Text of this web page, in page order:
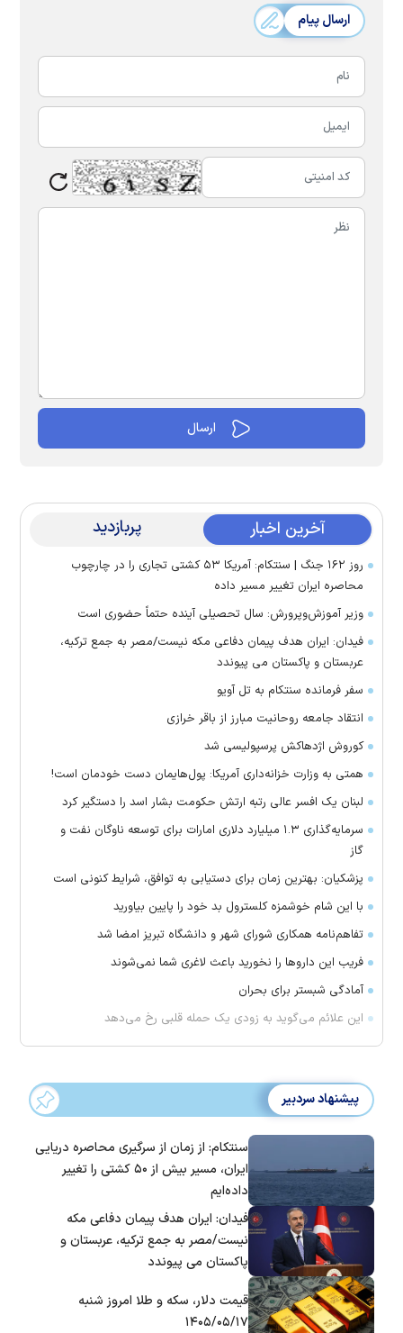
ارسال پیام
آخرین اخبار پربازدید
روز ۱۶۲ جنگ | سنتکام: آمریکا ۵۳ کشتی تجاری را در چارچوب
محاصره ایران تغییر مسیر داده
وزیر آموزش‌وپرورش: سال تحصیلی آینده حتماً حضوری است
فیدان: ایران هدف پیمان دفاعی مکه نیست/مصر به جمع ترکیه،
عربستان و پاکستان می پیوندد
سفر فرمانده سنتکام به تل آویو
انتقاد جامعه روحانیت مبارز از باقر خرازی
کوروش اژدهاکش پرسپولیسی شد
همتی به وزارت خزانه‌داری آمریکا: پول‌هایمان دست خودمان است!
لبنان یک افسر عالی رتبه ارتش حکومت بشار اسد را دستگیر کرد
سرمایه‌گذاری ۱.۳ میلیارد دلاری امارات برای توسعه ناوگان نفت و
گاز
پزشکیان: بهترین زمان برای دستیابی به توافق، شرایط کنونی است
با این شام خوشمزه کلسترول بد خود را پایین بیاورید
تفاهم‌نامه همکاری شورای شهر و دانشگاه تبریز امضا شد
فریب این دارو‌ها را نخورید باعث لاغری شما نمی‌شوند
آمادگی شبستر برای بحران
این علائم می‌گوید به زودی یک حمله قلبی رخ می‌دهد
پیشنهاد سردبیر
سنتکام: از زمان از سرگیری محاصره دریایی
ایران، مسیر بیش از ۵۰ کشتی را تغییر
داده‌ایم
فیدان: ایران هدف پیمان دفاعی مکه
نیست/مصر به جمع ترکیه، عربستان و
پاکستان می پیوندد
قیمت دلار، سکه و طلا امروز شنبه
۱۴۰۵/۰۵/۱۷